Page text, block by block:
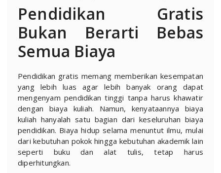
Pendidikan Gratis
Bukan Berarti Bebas
Semua Biaya
Pendidikan gratis memang memberikan kesempatan
yang lebih luas agar lebih banyak orang dapat
mengenyam pendidikan tinggi tanpa harus khawatir
dengan biaya kuliah. Namun, kenyataannya biaya
kuliah hanyalah satu bagian dari keseluruhan biaya
pendidikan. Biaya hidup selama menuntut ilmu, mulai
dari kebutuhan pokok hingga kebutuhan akademik lain
seperti buku dan alat tulis, tetap harus
diperhitungkan.